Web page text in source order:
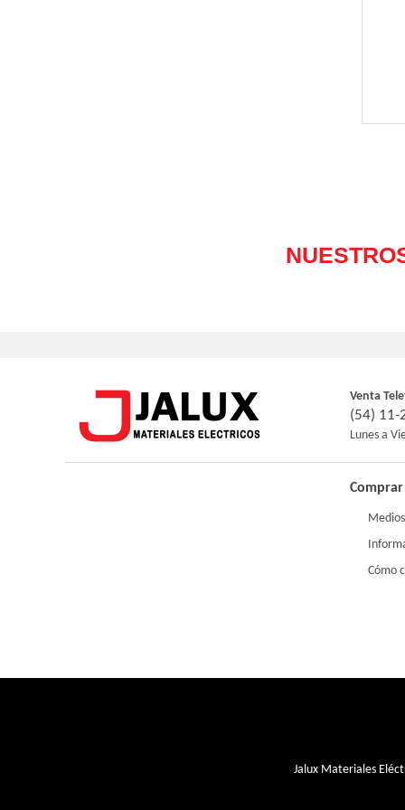
Venta
(54) 11-
Lunes a
Cómo
Jalux Materiales